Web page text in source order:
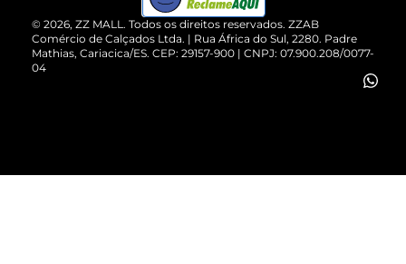
Cartão Presente
Vendas Corporativas
© 2026, ZZ MALL. Todos os direitos reservados. ZZAB
Comércio de Calçados Ltda. | Rua África do Sul, 2280. Padre
Mathias, Cariacica/ES. CEP: 29157-900 | CNPJ: 07.900.208/0077-
04